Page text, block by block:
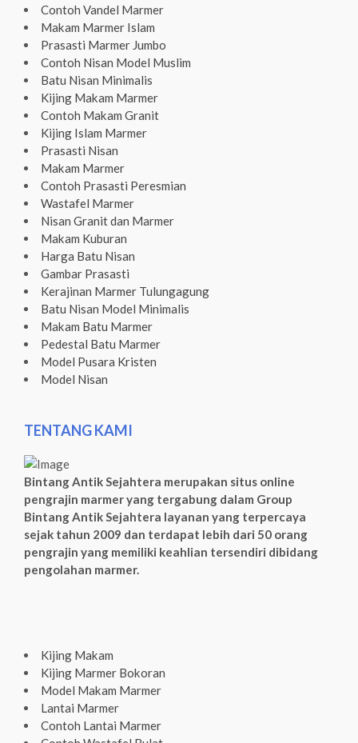
Contoh Vandel Marmer
Makam Marmer Islam
Prasasti Marmer Jumbo
Contoh Nisan Model Muslim
Batu Nisan Minimalis
Kijing Makam Marmer
Contoh Makam Granit
Kijing Islam Marmer
Prasasti Nisan
Makam Marmer
Contoh Prasasti Peresmian
Wastafel Marmer
Nisan Granit dan Marmer
Makam Kuburan
Harga Batu Nisan
Gambar Prasasti
Kerajinan Marmer Tulungagung
Batu Nisan Model Minimalis
Makam Batu Marmer
Pedestal Batu Marmer
Model Pusara Kristen
Model Nisan
TENTANG KAMI
Bintang Antik Sejahtera merupakan situs online
pengrajin marmer yang tergabung dalam Group
Bintang Antik Sejahtera layanan yang terpercaya
sejak tahun 2009 dan terdapat lebih dari 50 orang
pengrajin yang memiliki keahlian tersendiri dibidang
pengolahan marmer.
Kijing Makam
Kijing Marmer Bokoran
Model Makam Marmer
Lantai Marmer
Contoh Lantai Marmer